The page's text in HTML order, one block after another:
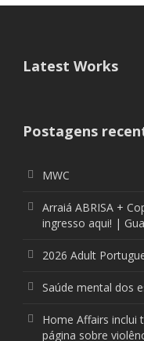
Latest Works
Postagens
MWC
Arraiá ABRISA +
ingresso aqui! |
2026 Adult
Saúde mental dos
Home Affairs inclui
página sobre